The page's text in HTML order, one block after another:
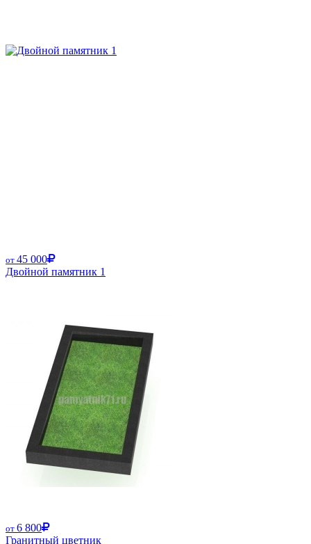
от 45 000
Двойной памятник 1
от 6 800
Гранитный цветник